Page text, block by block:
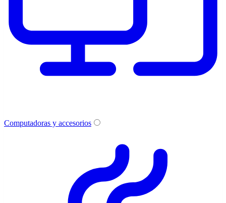
Computadoras y accesorios